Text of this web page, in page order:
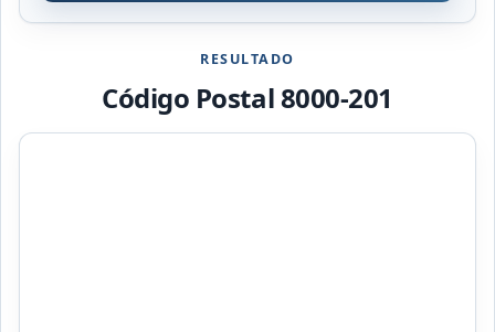
RESULTADO
Código Postal 8000-201